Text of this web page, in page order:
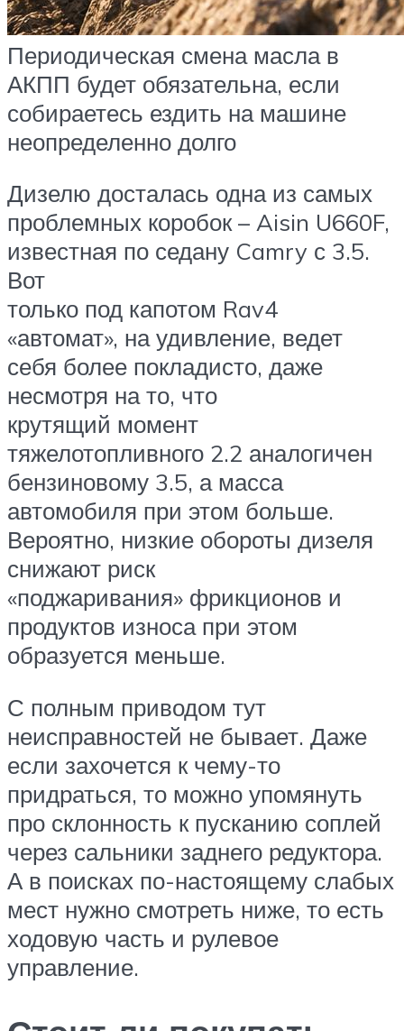
Периодическая смена масла в
АКПП будет обязательна, если
собираетесь ездить на машине
неопределенно долго
Дизелю досталась одна из самых
проблемных коробок – Aisin U660F,
известная по седану Camry с 3.5.
Вот
только под капотом Rav4
«автомат», на удивление, ведет
себя более покладисто, даже
несмотря на то, что
крутящий момент
тяжелотопливного 2.2 аналогичен
бензиновому 3.5, а масса
автомобиля при этом больше.
Вероятно, низкие обороты дизеля
снижают риск
«поджаривания» фрикционов и
продуктов износа при этом
образуется меньше.
С полным приводом тут
неисправностей не бывает. Даже
если захочется к чему-то
придраться, то можно упомянуть
про склонность к пусканию соплей
через сальники заднего редуктора.
А в поисках по-настоящему слабых
мест нужно смотреть ниже, то есть
ходовую часть и рулевое
управление.